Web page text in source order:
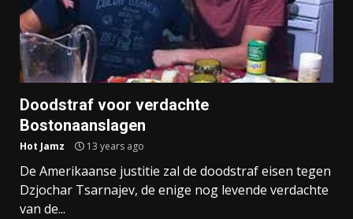
Doodstraf voor verdachte
Bostonaanslagen
Hot Jamz 13 years ago
De Amerikaanse justitie zal de doodstraf eisen tegen
Dzjochar Tsarnajev, de enige nog levende verdachte
van de...